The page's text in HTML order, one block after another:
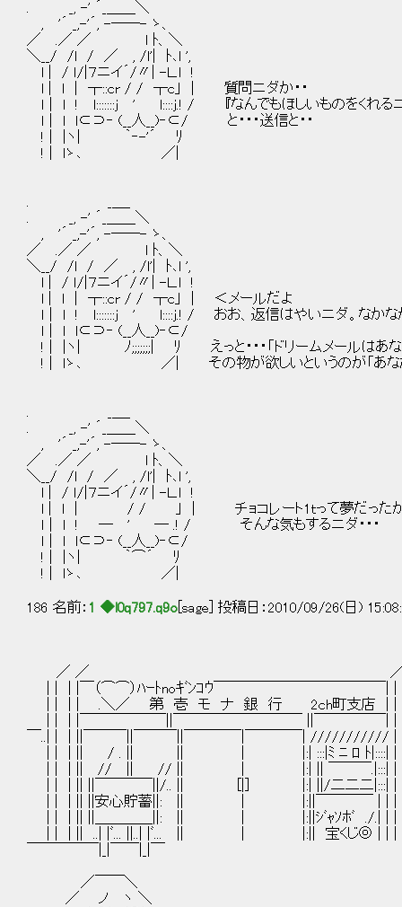
. _, -' ´_＿＿＼
, '´ _,-'´, -――- ゝ、
／ .／ ／ l ﾄ、＼
＼__/ /l / ／ , /l'| ﾄ､l ',
l | / ｌ/|７ニイ´/〃| -Ｌ.l !
l | l | ┬::cr / / ┬c｣ | 質問ニダか・・
ｌ | l ! l:::::::j ' l::::j.! / 『なんでもほしいものをくれるニ
ｌ | l l⊂⊃‐ (__人__)‐⊂/ と・・・送信と・・
! | |ヽ| ｀‐-'´ ﾘ
! | lゝ､ ／|
. _, -' ´_＿＿＼
, '´ _,-'´, -――- ゝ、
／ .／ ／ l ﾄ、＼
＼__/ /l / ／ , /l'| ﾄ､l ',
l | / ｌ/|７ニイ´/〃| -Ｌ.l !
l | l | ┬::cr / / ┬c｣ | ＜メールだよ
ｌ | l ! l:::::::j ' l::::j.! / おお、返信はやいニダ。なかな
ｌ | l l⊂⊃‐ (__人__)‐⊂/
! | |ヽ| ﾉ;;;;;;;| ﾘ えっと・・・「ドリームメールはあな
! | lゝ､ ／| その物が欲しいというのが「あなたの夢
. _, -' ´_＿＿＼
, '´ _,-'´, -――- ゝ、
／ .／ ／ l ﾄ、＼
＼__/ /l / ／ , /l'| ﾄ､l ',
l | / ｌ/|７ニイ´/〃| -Ｌ.l !
l | l | / / ｣ | チョコレート1ｔって夢だったかな
ｌ | l ! ― ' ― .! / そんな気もするニダ・・・
ｌ | l l⊂⊃‐ (__人__)‐⊂/
! | |ヽ| ｀⌒´ ﾘ
! | lゝ､ ／|
186 名前： 1 ◆l0q797.q9o [sage] 投稿日：2010/09/26(日)
／ ／
| | | |￣（⌒⌒）ﾊｰﾄnoｷﾞﾝｺｳ￣￣￣￣￣￣￣￣￣￣￣￣|
| | | | .＼／ 第 壱 モ ナ 銀 行 2ch
￣..| | | ||￣￣￣||￣￣￣||￣￣￣￣|￣￣￣￣| /////////// |
| | | || / . || || | |:| :::|ﾐ ﾆ ﾛ ﾄ|::::| | | | .||￣￣
| | | || // || // || | |:| || ￣￣￣.|:::| | |
| | | || ||￣￣￣￣||/.. || [|] |:| ||/二二二|:::| | |
| | | || ||安心貯蓄||: || | |:||￣￣￣￣ | | | |
| | | || ||＿＿＿＿||: || | |:||ｼﾞｬｿﾎﾞ ./.| | |
| | | || ..| |ﾞ... ||..| |ﾞ... || | |:|| 宝くじ◎ |
／￣￣＼
／ ノ ヽ ＼